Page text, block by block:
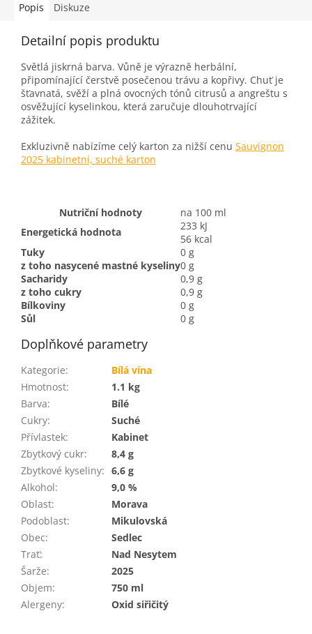
Popis Diskuze
Detailní popis produktu
Světlá jiskrná barva. Vůně je výrazně herbální,
připomínající čerstvě posečenou trávu a kopřivy. Chuť je
šťavnatá, svěží a plná ovocných tónů citrusů a angreštu s
osvěžující kyselinkou, která zaručuje dlouhotrvající
zážitek.
Exkluzivně nabízíme celý karton za nižší cenu Sauvignon
2025 kabinetní, suché karton
Nutriční hodnoty
na 100 ml
Energetická hodnota
233 kJ
56 kcal
Tuky
0 g
z toho nasycené mastné kyseliny0 g
Sacharidy
0,9 g
z toho cukry
0,9 g
Bílkoviny
0 g
Sůl
0 g
Doplňkové parametry
Kategorie:
Bílá vína
Hmotnost:
1.1 kg
Barva:
Bílé
Cukry:
Suché
Přívlastek:
Kabinet
Zbytkový cukr:
8,4 g
Zbytkové kyseliny: 6,6 g
Alkohol:
9,0 %
Oblast:
Morava
Podoblast:
Mikulovská
Obec:
Sedlec
Trať:
Nad Nesytem
Šarže:
2025
Objem:
750 ml
Alergeny: Oxid siřičitý